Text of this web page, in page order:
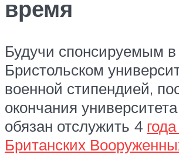
время
Будучи спонсируемым в
Бристольском
военной стипендией,
окончания
обязан отслужить 4
Британских